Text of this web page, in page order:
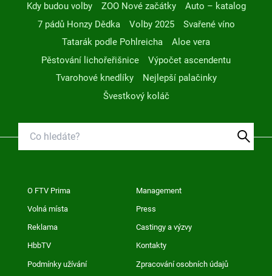
Kdy budou volby
ZOO Nové začátky
Auto – katalog
7 pádů Honzy Dědka
Volby 2025
Svařené víno
Tatarák podle Pohlreicha
Aloe vera
Pěstování lichořeřišnice
Výpočet ascendentu
Tvarohové knedlíky
Nejlepší palačinky
Švestkový koláč
O FTV Prima Management
Volná místa Press
Reklama Castingy a výzvy
HbbTV Kontakty
Podmínky užívání Zpracování osobních údajů